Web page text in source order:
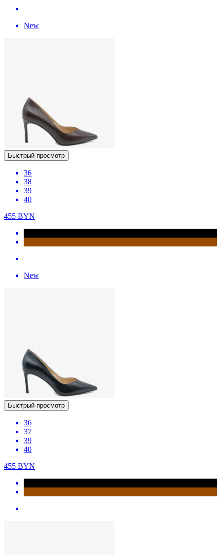
New
Быстрый просмотр
36
38
39
40
455 BYN
New
Быстрый просмотр
36
37
39
40
455 BYN